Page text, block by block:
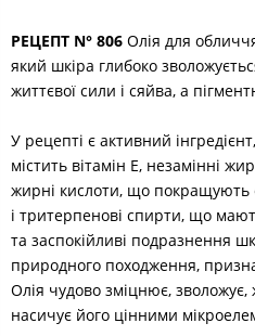
РЕЦЕПТ N° 806 Олія для
який шкіра глибоко
життєвої сили і сяйва, а
У рецепті є активний
містить вітамін Е, незамінні
жирні кислоти, що покращують
і тритерпенові спирти, що
та заспокійливі подразнення
природного походження,
Олія чудово зміцнює,
насичує його цінними